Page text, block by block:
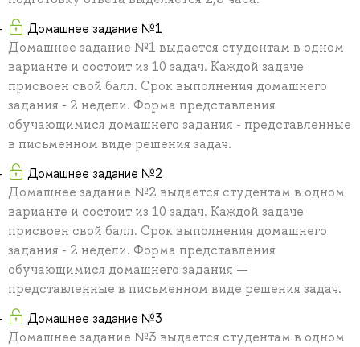
Домашнее задание №1
Домашнее задание №1 выдается студентам в одном
варианте и состоит из 10 задач. Каждой задаче
присвоен свой балл. Срок выполнения домашнего
задания - 2 недели. Форма представления
обучающимися домашнего задания - представленные
в письменном виде решения задач.
Домашнее задание №2
Домашнее задание №2 выдается студентам в одном
варианте и состоит из 10 задач. Каждой задаче
присвоен свой балл. Срок выполнения домашнего
задания - 2 недели. Форма представления
обучающимися домашнего задания —
представленные в письменном виде решения задач.
Домашнее задание №3
Домашнее задание №3 выдается студентам в одном